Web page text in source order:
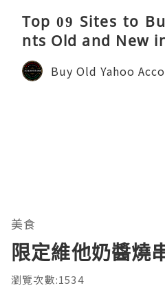
Top 09 Sites to
nts Old and New
Buy Old Yahoo
美食
限定維他奶醬燒
瀏覽次數:1534